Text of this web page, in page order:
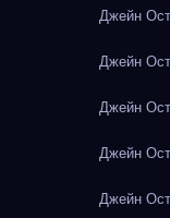
Джейн
Джейн
Джейн
Джейн
Джейн